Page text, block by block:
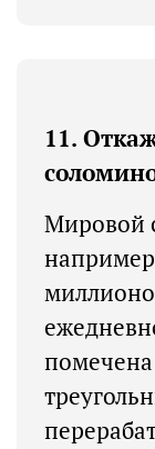
11.
Мировой